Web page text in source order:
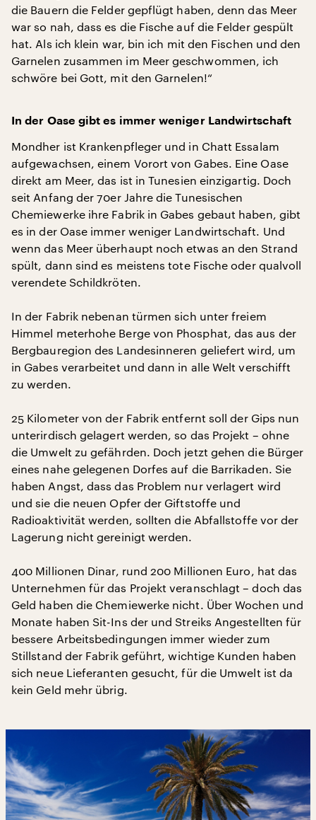
die Bauern die Felder gepflügt haben, denn das Meer
war so nah, dass es die Fische auf die Felder gespült
hat. Als ich klein war, bin ich mit den Fischen und den
Garnelen zusammen im Meer geschwommen, ich
schwöre bei Gott, mit den Garnelen!“
In der Oase gibt es immer weniger Landwirtschaft
Mondher ist Krankenpfleger und in Chatt Essalam
aufgewachsen, einem Vorort von Gabes. Eine Oase
direkt am Meer, das ist in Tunesien einzigartig. Doch
seit Anfang der 70er Jahre die Tunesischen
Chemiewerke ihre Fabrik in Gabes gebaut haben, gibt
es in der Oase immer weniger Landwirtschaft. Und
wenn das Meer überhaupt noch etwas an den Strand
spült, dann sind es meistens tote Fische oder qualvoll
verendete Schildkröten.
In der Fabrik nebenan türmen sich unter freiem
Himmel meterhohe Berge von Phosphat, das aus der
Bergbauregion des Landesinneren geliefert wird, um
in Gabes verarbeitet und dann in alle Welt verschifft
zu werden.
25 Kilometer von der Fabrik entfernt soll der Gips nun
unterirdisch gelagert werden, so das Projekt – ohne
die Umwelt zu gefährden. Doch jetzt gehen die Bürger
eines nahe gelegenen Dorfes auf die Barrikaden. Sie
haben Angst, dass das Problem nur verlagert wird
und sie die neuen Opfer der Giftstoffe und
Radioaktivität werden, sollten die Abfallstoffe vor der
Lagerung nicht gereinigt werden.
400 Millionen Dinar, rund 200 Millionen Euro, hat das
Unternehmen für das Projekt veranschlagt – doch das
Geld haben die Chemiewerke nicht. Über Wochen und
Monate haben Sit-Ins der und Streiks Angestellten für
bessere Arbeitsbedingungen immer wieder zum
Stillstand der Fabrik geführt, wichtige Kunden haben
sich neue Lieferanten gesucht, für die Umwelt ist da
kein Geld mehr übrig.